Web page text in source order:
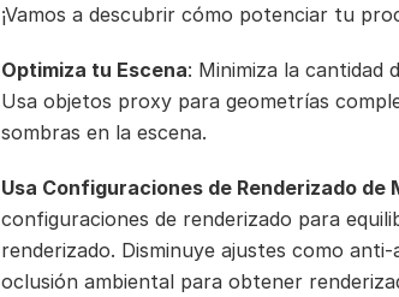
¡Vamos a descubrir cómo potenciar tu
Optimiza tu Escena: Minimiza la cantidad
Usa objetos proxy para geometrías
sombras en la escena.
Usa Configuraciones de Renderizado de
configuraciones de renderizado para
renderizado. Disminuye ajustes como
oclusión ambiental para obtener